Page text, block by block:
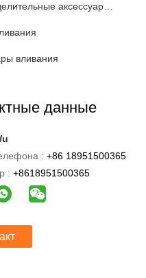
аксессуары
вливания
данные
: +86 18951500365
: +8618951500365